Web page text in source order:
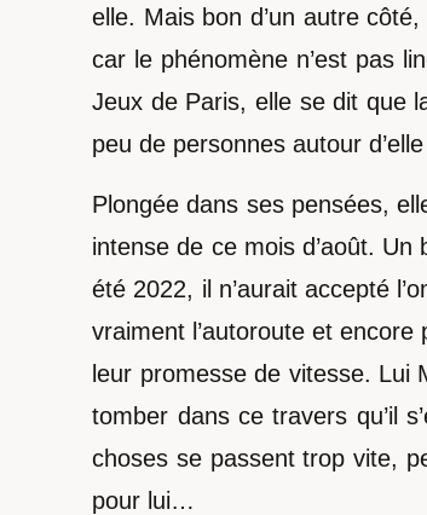
elle. Mais bon d’un autre
car le phénomène n’est pas
Jeux de Paris, elle se dit que
peu de personnes autour
Plongée dans ses pensées,
intense de ce mois d’août.
été 2022, il n’aurait accepté
vraiment l’autoroute et encore
leur promesse de vitesse. Lui
tomber dans ce travers qu’il
choses se passent trop vite,
pour lui…